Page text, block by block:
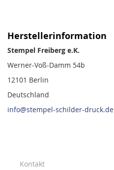
Herstellerinformation
Stempel Freiberg e.K.
Werner-Voß-Damm 54b
12101 Berlin
Deutschland
info@stempel-schilder-druck.de
Kontakt